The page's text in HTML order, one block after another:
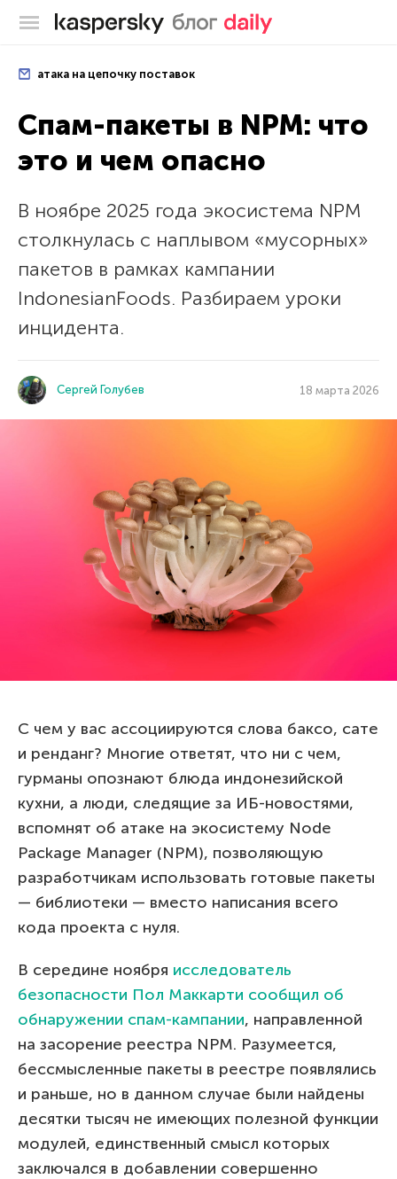
Блог Касперского
атака на цепочку поставок
Спам-пакеты в NPM: что
это и чем опасно
В ноябре 2025 года экосистема NPM
столкнулась с наплывом «мусорных»
пакетов в рамках кампании
IndonesianFoods. Разбираем уроки
инцидента.
Сергей Голубев 18 марта 2026
С чем у вас ассоциируются слова баксо, сате
и ренданг? Многие ответят, что ни с чем,
гурманы опознают блюда индонезийской
кухни, а люди, следящие за ИБ-новостями,
вспомнят об атаке на экосистему Node
Package Manager (NPM), позволяющую
разработчикам использовать готовые пакеты
— библиотеки — вместо написания всего
кода проекта с нуля.
В середине ноября исследователь
безопасности Пол Маккарти сообщил об
обнаружении спам-кампании, направленной
на засорение реестра NPM. Разумеется,
бессмысленные пакеты в реестре появлялись
и раньше, но в данном случае были найдены
десятки тысяч не имеющих полезной функции
модулей, единственный смысл которых
заключался в добавлении совершенно